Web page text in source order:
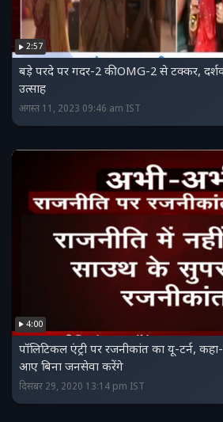
2:57
बड़े परदे पर गदर-2 की OMG-2 से टक्कर,
उत्साह
अगस्त 11, 2023 09:46 am IST
4:00
पॉलिटिकल एंट्री पर रजनीकांत का यू-टर्न,
आए बिना जनसेवा करेंगे
दिसंबर 29, 2020 13:14 pm IST